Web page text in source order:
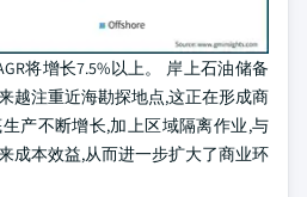
将增长7.5%以上。 岸上石油储备
越注重近海勘探地点,这正在形成商
产不断增长,加上区域隔离作业,与
成本效益,从而进一步扩大了商业环